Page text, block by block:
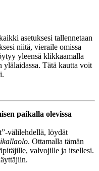
asetuksesi tallennetaan
niitä, vieraile omissa
yleensä klikkaamalla
Tätä kautta voit
paikalla olevissa
välilehdellä, löydät
. Ottamalla tämän
valvojille ja itsellesi.